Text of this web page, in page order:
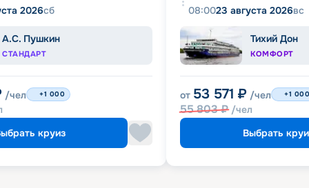
2026сб
А.С. Пушкин
СТАНДАРТ
/чел +1 000
круиз
08:0023 августа 2026вс
Тихий Дон
КОМФОРТ
от 53 571 ₽ /чел
55 803₽ /чел
+1 000
Выбрать